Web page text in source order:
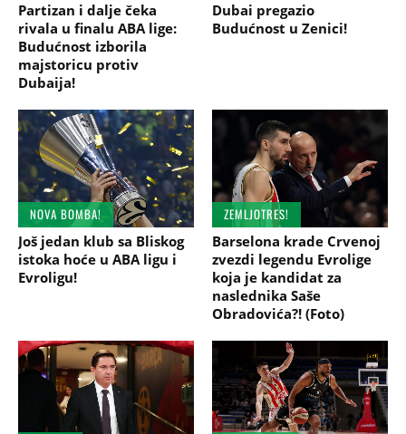
Partizan i dalje čeka
rivala u finalu ABA lige:
Budućnost izborila
majstoricu protiv
Dubaija!
Dubai pregazio
Budućnost u Zenici!
NOVA BOMBA!
Još jedan klub sa Bliskog
istoka hoće u ABA ligu i
Evroligu!
ZEMLJOTRES!
Barselona krade Crvenoj
zvezdi legendu Evrolige
koja je kandidat za
naslednika Saše
Obradovića?! (Foto)